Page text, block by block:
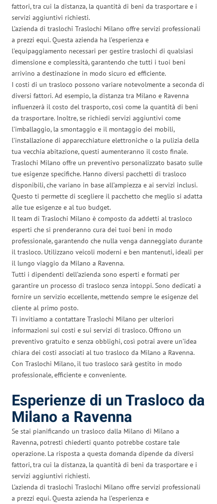
fattori, tra cui la distanza, la quantità di beni da trasportare e i
servizi aggiuntivi richiesti.
L’azienda di traslochi Traslochi Milano offre servizi professionali
a prezzi equi. Questa azienda ha l’esperienza e
l’equipaggiamento necessari per gestire traslochi di qualsiasi
dimensione e complessità, garantendo che tutti i tuoi beni
arrivino a destinazione in modo sicuro ed efficiente.
I costi di un trasloco possono variare notevolmente a seconda di
diversi fattori. Ad esempio, la distanza tra Milano e Ravenna
influenzerà il costo del trasporto, così come la quantità di beni
da trasportare. Inoltre, se richiedi servizi aggiuntivi come
l’imballaggio, la smontaggio e il montaggio dei mobili,
l’installazione di apparecchiature elettroniche o la pulizia della
tua vecchia abitazione, questi aumenteranno il costo finale.
Traslochi Milano offre un preventivo personalizzato basato sulle
tue esigenze specifiche. Hanno diversi pacchetti di trasloco
disponibili, che variano in base all’ampiezza e ai servizi inclusi.
Questo ti permette di scegliere il pacchetto che meglio si adatta
alle tue esigenze e al tuo budget.
Il team di Traslochi Milano è composto da addetti al trasloco
esperti che si prenderanno cura dei tuoi beni in modo
professionale, garantendo che nulla venga danneggiato durante
il trasloco. Utilizzano veicoli moderni e ben mantenuti, ideali per
il lungo viaggio da Milano a Ravenna.
Tutti i dipendenti dell’azienda sono esperti e formati per
garantire un processo di trasloco senza intoppi. Sono dedicati a
fornire un servizio eccellente, mettendo sempre le esigenze del
cliente al primo posto.
Ti invitiamo a contattare Traslochi Milano per ulteriori
informazioni sui costi e sui servizi di trasloco. Offrono un
preventivo gratuito e senza obblighi, così potrai avere un’idea
chiara dei costi associati al tuo trasloco da Milano a Ravenna.
Con Traslochi Milano, il tuo trasloco sarà gestito in modo
professionale, efficiente e conveniente.
Esperienze di un Trasloco da
Milano a Ravenna
Se stai pianificando un trasloco dalla Milano di Milano a
Ravenna, potresti chiederti quanto potrebbe costare tale
operazione. La risposta a questa domanda dipende da diversi
fattori, tra cui la distanza, la quantità di beni da trasportare e i
servizi aggiuntivi richiesti.
L’azienda di traslochi Traslochi Milano offre servizi professionali
a prezzi equi. Questa azienda ha l’esperienza e